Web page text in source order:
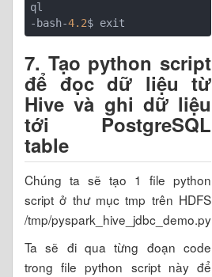
ql
-bash-4.2
7. Tạo python script
để đọc dữ liệu từ
Hive và ghi dữ liệu
tới PostgreSQL
table
Chúng ta sẽ tạo 1 file python
script ở thư mục tmp trên HDFS
/tmp/pyspark_hive_jdbc_demo.py
Ta sẽ đi qua từng đoạn code
trong file python script này để